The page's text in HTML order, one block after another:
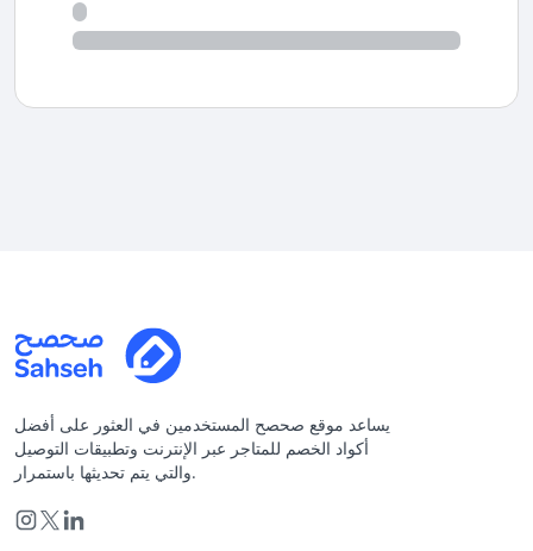
يساعد موقع صحصح المستخدمين في العثور على أفضل
أكواد الخصم للمتاجر عبر الإنترنت وتطبيقات التوصيل
والتي يتم تحديثها باستمرار.